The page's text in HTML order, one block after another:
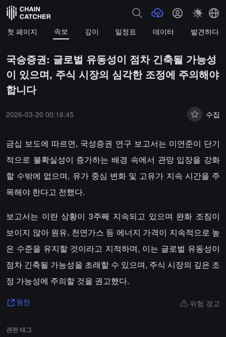
첫 페이지 속보 깊이 일정표 데이터 발견하다
국승증권: 글로벌 유동성이 점차 긴축될 가능성
이 있으며, 주식 시장의 심각한 조정에 주의해야
합니다
2026-03-20 00:16:45 수집
금십 보도에 따르면, 국성증권 연구 보고서는 미연준이 단기
적으로 불확실성이 증가하는 배경 속에서 관망 입장을 강화
할 수밖에 없으며, 유가 중심 변화 및 고유가 지속 시간을 주
목해야 한다고 전했다.
보고서는 이란 상황이 3주째 지속되고 있으며 완화 조짐이
보이지 않아 원유, 천연가스 등 에너지 가격이 지속적으로 높
은 수준을 유지할 것이라고 지적하며, 이는 글로벌 유동성이
점차 긴축될 가능성을 초래할 수 있으며, 주식 시장의 깊은 조
정 가능성에 주의할 것을 권고했다.
원천 위험 경고
관련 태그